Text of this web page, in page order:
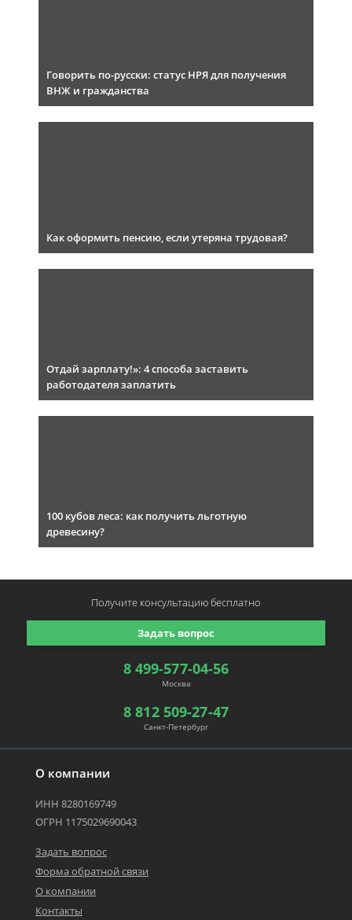
Говорить по-русски: статус НРЯ для получения
ВНЖ и гражданства
Как оформить пенсию, если утеряна трудовая?
Отдай зарплату!»: 4 способа заставить
работодателя заплатить
100 кубов леса: как получить льготную
древесину?
О компании
ИНН 8280169749
ОГРН 1175029690043
Задать вопрос
Форма обратной связи
О компании
Контакты
8 499-577-04-56
Москва
8 812 509-27-47
Санкт-Петербург
Задать вопрос
Получите консультациюбесплатно